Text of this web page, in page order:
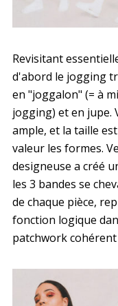
Revisitant
d'abord le jogging
en "joggalon" (= à
jogging) et en jupe.
ample, et la taille
valeur les formes.
designeuse a créé
les 3 bandes se
de chaque pièce,
fonction logique
patchwork